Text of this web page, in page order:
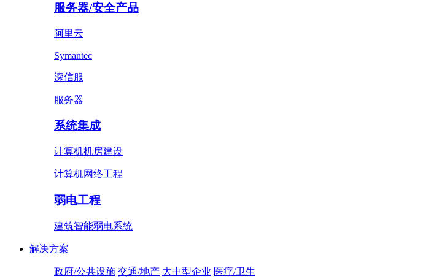
服务器/安全产品
阿里云
Symantec
深信服
服务器
系统集成
计算机机房建设
计算机网络工程
弱电工程
建筑智能弱电系统
解决方案
政府/公共设施 交通/地产 大中型企业 医疗/卫生